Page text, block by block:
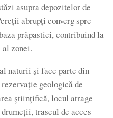
asupra depozitelor de
abrupți converg spre
prăpastiei, contribuind la
zonei.
naturii și face parte din
geologică de
științifică, locul atrage
traseul de acces